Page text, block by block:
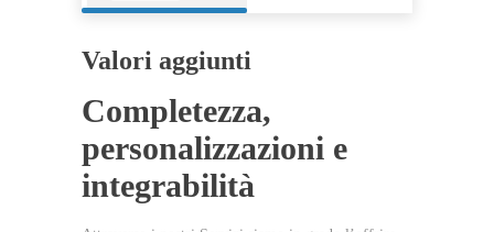
Valori aggiunti
Completezza,
personalizzazioni e
integrabilità